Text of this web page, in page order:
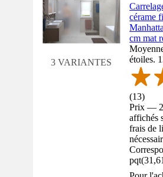
3 VARIANTES
cérame
cm mat
étoiles.
(13)
Prix —
affichés
frais de
pqt(